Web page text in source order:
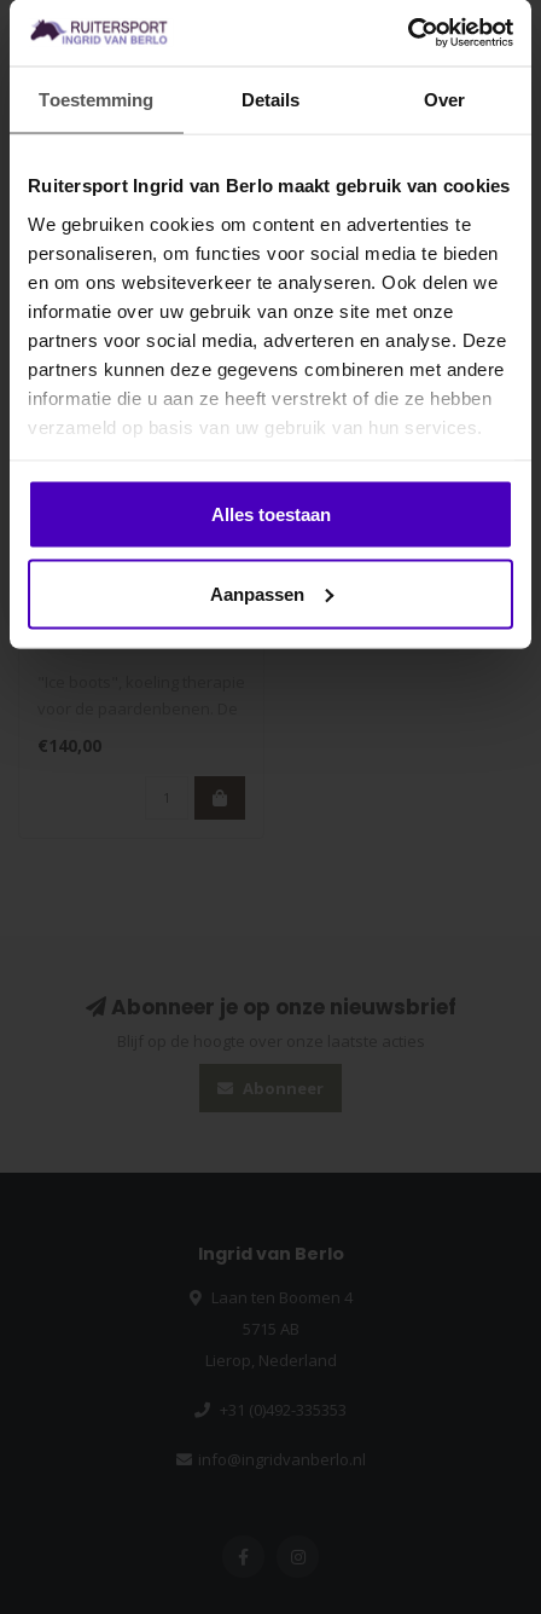
Toestemming Details Over
Ruitersport Ingrid van Berlo maakt gebruik van cookies
We gebruiken cookies om content en advertenties te
personaliseren, om functies voor social media te bieden
en om ons websiteverkeer te analyseren. Ook delen we
informatie over uw gebruik van onze site met onze
partners voor social media, adverteren en analyse. Deze
partners kunnen deze gegevens combineren met andere
informatie die u aan ze heeft verstrekt of die ze hebben
verzameld op basis van uw gebruik van hun services.
Alles toestaan
Aanpassen
oren
een betere concentratie,
het eli..
discipline.
stalbeschermers
niet-giftige neopreen hoe..
€140,00
Abonneer je op onze nieuwsbrief
Ingrid van Berlo
Laan ten Boomen 4
5715 AB
Lierop, Nederland
+31 (0)492-335353
info@ingridvanberlo.nl
MELD JE AAN VOOR
10% KORTING
.